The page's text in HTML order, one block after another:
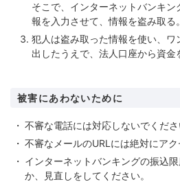
そこで、インターネットバンキ
報を入力させて、情報を盗み取る。
犯人は盗み取った情報を使い、ワ
出したうえで、法人口座から資金
被害にあわないために
不審な電話には対応しないでくださ
不審なメールのURLには絶対にアク
インターネットバンキングの振込
か、見直しをしてください。